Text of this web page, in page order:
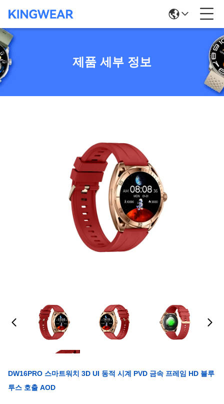
제품 세부 정보
DW16PRO 스마트워치 3D UI 동적 시계 PVD 금속 프레임 HD 블루
투스 호출 AOD